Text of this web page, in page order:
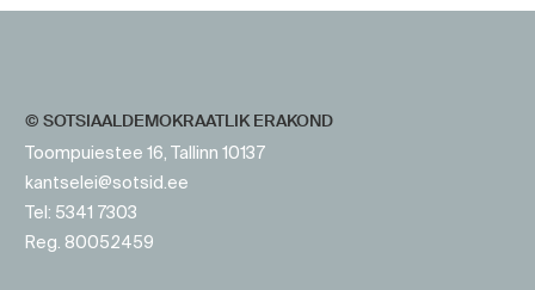
© SOTSIAALDEMOKRAATLIK ERAKOND
Toompuiestee 16, Tallinn 10137
kantselei@sotsid.ee
Tel: 5341 7303
Reg. 80052459